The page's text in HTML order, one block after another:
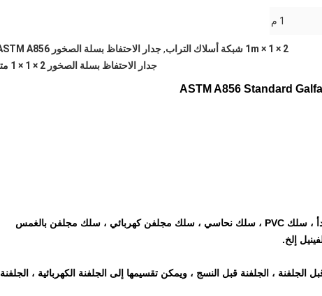
1 م
2 × 1 × 1m شبكة أسلاك التراب ,جدار الاحتفاظ بسلة الصخور ASTM A856
جدار الاحتفاظ بسلة الصخور 2 × 1 × 1 متر
سلك فولاذي منخفض الكربون ، سلك فولاذي مقاوم للصدأ ، سلك PVC ، سلك نحاسي ، سلك مجلفن كهربائي ، سلك مجلفن بالغمس
إلخ.
الجلفنة ، الجلفنة قبل النسج ، ويمكن تقسيمها إلى الجلفنة الكهربائية ، الجلفنة